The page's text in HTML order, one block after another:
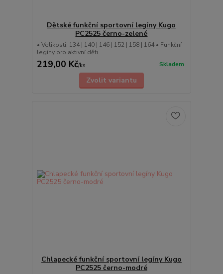
Dětské funkční sportovní legíny Kugo
PC2525 černo-zelené
• Velikosti: 134 | 140 | 146 | 152 | 158 | 164 • Funkční
legíny pro aktivní děti
219,00 Kč/ks Skladem
Zvolit variantu
Chlapecké funkční sportovní legíny Kugo
PC2525 černo-modré